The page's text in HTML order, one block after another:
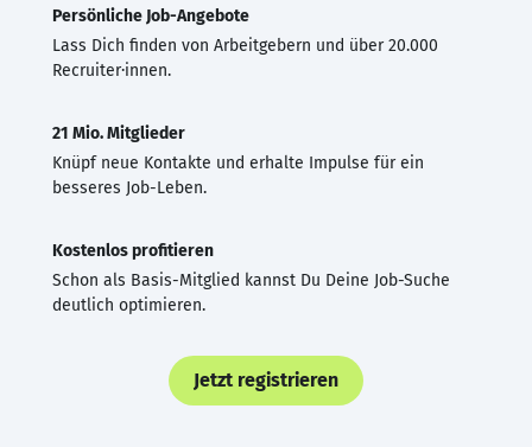
Persönliche Job-Angebote
Lass Dich finden von Arbeitgebern und über 20.000
Recruiter·innen.
21 Mio. Mitglieder
Knüpf neue Kontakte und erhalte Impulse für ein
besseres Job-Leben.
Kostenlos profitieren
Schon als Basis-Mitglied kannst Du Deine Job-Suche
deutlich optimieren.
Jetzt registrieren